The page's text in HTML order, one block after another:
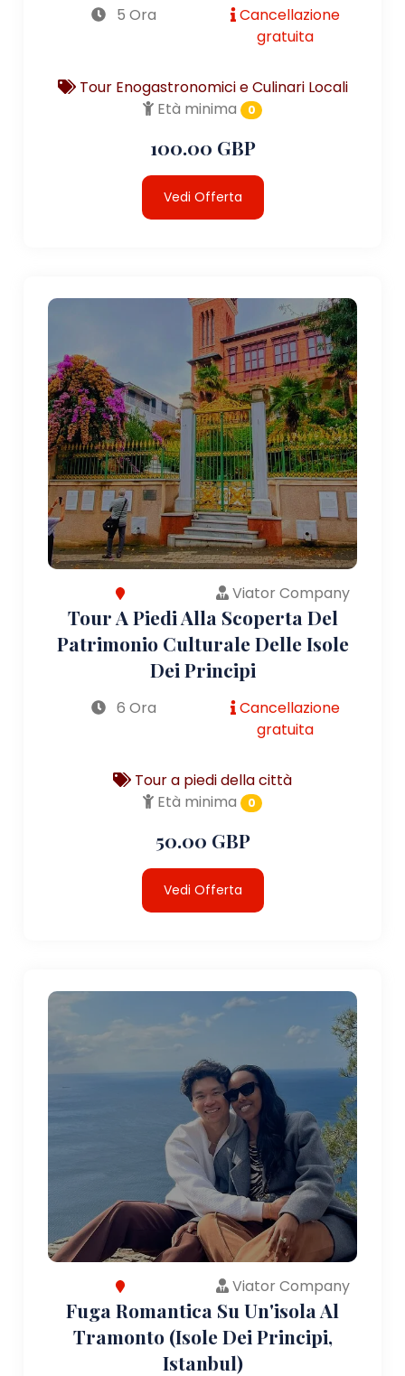
5 Ora
Cancellazione
gratuita
Tour Enogastronomici e Culinari Locali
Età minima
0
100.00 GBP
Vedi Offerta
Viator Company
Tour A Piedi Alla Scoperta Del
Patrimonio Culturale Delle Isole
Dei Principi
6 Ora
Cancellazione
gratuita
Tour a piedi della città
Età minima
0
50.00 GBP
Vedi Offerta
Viator Company
Fuga Romantica Su Un'isola Al
Tramonto (Isole Dei Principi,
Istanbul)